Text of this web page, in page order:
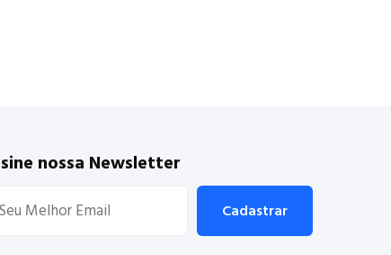
nossa Newsletter
Cadastrar